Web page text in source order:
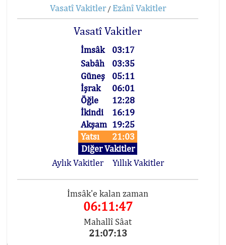
Vasatî Vakitler/ Ezânî Vakitler
Vasatî Vakitler
İmsâk
03:17
Sabâh
03:35
Güneş
05:11
İşrak
06:01
Öğle
12:28
İkindi
16:19
Akşam 19:25
Yatsı
21:03
Diğer Vakitler
Aylık Vakitler
Yıllık Vakitler
İmsâk'e kalan zaman
06:11:47
Mahallî Sâat
21:07:13